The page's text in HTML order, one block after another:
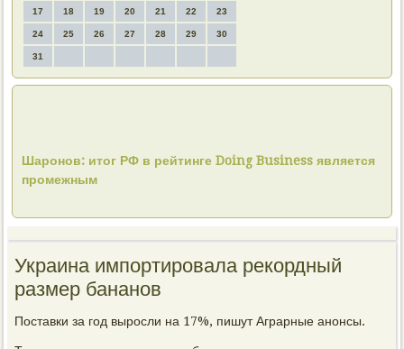
17 18 19 20 21 22 23
24 25 26 27 28 29 30
31
Шаронов: итог РФ в рейтинге Doing Business является
промежным
Украина импортировала рекордный
размер бананов
Поставки за год выросли на 17%, пишут Аграрные анонсы.